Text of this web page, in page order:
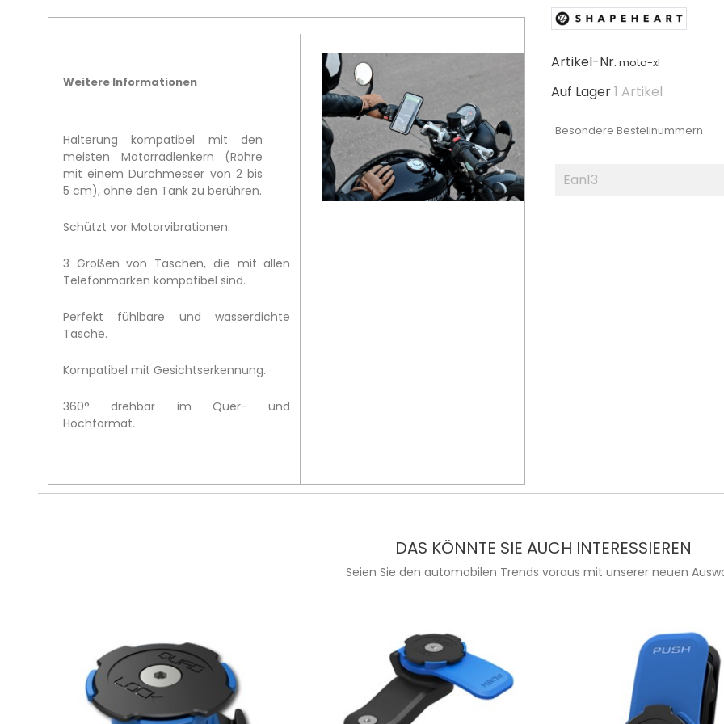
Weitere Informationen
Halterung kompatibel mit den
meisten Motorradlenkern (Rohre
mit einem Durchmesser von 2 bis
5 cm), ohne den Tank zu berühren.
Schützt vor Motorvibrationen.
3 Größen von Taschen, die mit allen
Telefonmarken kompatibel sind.
Perfekt fühlbare und wasserdichte
Tasche.
Kompatibel mit Gesichtserkennung.
360° drehbar im Quer- und
Hochformat.
Artikel-Nr. moto-xl
Auf Lager1 Artikel
Besondere Bestellnummern
Ean13
DAS KÖNNTE SIE AUCH INTERESSIEREN
Seien Sie den automobilen Trends voraus mit unserer neuen